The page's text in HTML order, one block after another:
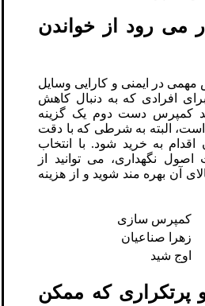
می رود از خواندن
در ایمنی و کارایی وسایل
افرادی که به دنبال کاهش
کمپرس دست دوم یک گزینه
البته به شرطی که با دقت
به خرید شود. با انتخاب
نگهداری، می ‌توانید از
آن بهره‌ مند شوید و از هزینه‌
کمپرس سازی
زهرا صناعیان
اوج شید
پرتکراری که ممکن